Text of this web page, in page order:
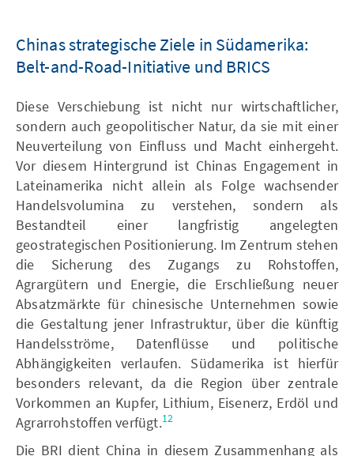
Chinas strategische Ziele in Südamerika:
Belt-and-Road-Initiative und BRICS
Diese Verschiebung ist nicht nur wirtschaftlicher,
sondern auch geopolitischer Natur, da sie mit einer
Neuverteilung von Einfluss und Macht einhergeht.
Vor diesem Hintergrund ist Chinas Engagement in
Lateinamerika nicht allein als Folge wachsender
Handelsvolumina zu verstehen, sondern als
Bestandteil einer langfristig angelegten
geostrategischen Positionierung. Im Zentrum stehen
die Sicherung des Zugangs zu Rohstoffen,
Agrargütern und Energie, die Erschließung neuer
Absatzmärkte für chinesische Unternehmen sowie
die Gestaltung jener Infrastruktur, über die künftig
Handelsströme, Datenflüsse und politische
Abhängigkeiten verlaufen. Südamerika ist hierfür
besonders relevant, da die Region über zentrale
Vorkommen an Kupfer, Lithium, Eisenerz, Erdöl und
Agrarrohstoffen verfügt.12
Die BRI dient China in diesem Zusammenhang als